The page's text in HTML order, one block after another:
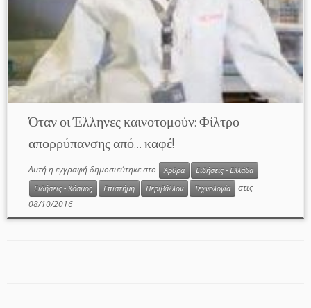
Όταν οι Έλληνες καινοτομούν: Φίλτρο
απορρύπανσης από… καφέ!
Αυτή η εγγραφή δημοσιεύτηκε στο Άρθρα
Ειδήσεις - Ελλάδα
Ειδήσεις - Κόσμος
Επιστήμη Περιβάλλον Τεχνολογία
στις
08/10/2016